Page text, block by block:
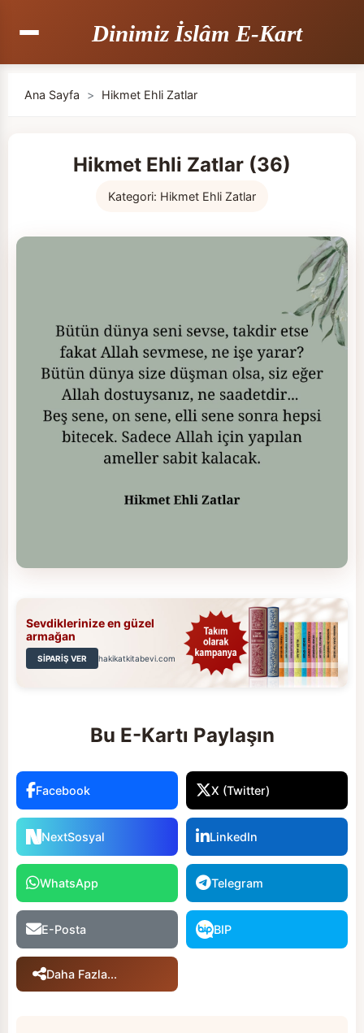
Dinimiz İslâm E-Kart
Ana Sayfa > Hikmet Ehli Zatlar
Hikmet Ehli Zatlar (36)
Kategori: Hikmet Ehli Zatlar
Sevdiklerinize en güzel
armağan
SİPARİŞ VER hakikatkitabevi.com
Bu E-Kartı Paylaşın
Facebook X (Twitter)
NextSosyal LinkedIn
WhatsApp Telegram
E-Posta BIP
Daha Fazla...